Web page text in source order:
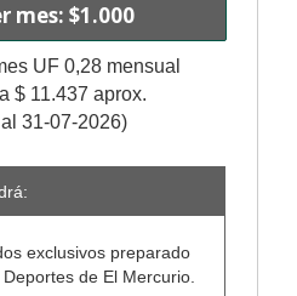
mes: $1.000
UF 0,28 mensual
$ 11.437 aprox.
31-07-2026)
exclusivos preparado
de El Mercurio.